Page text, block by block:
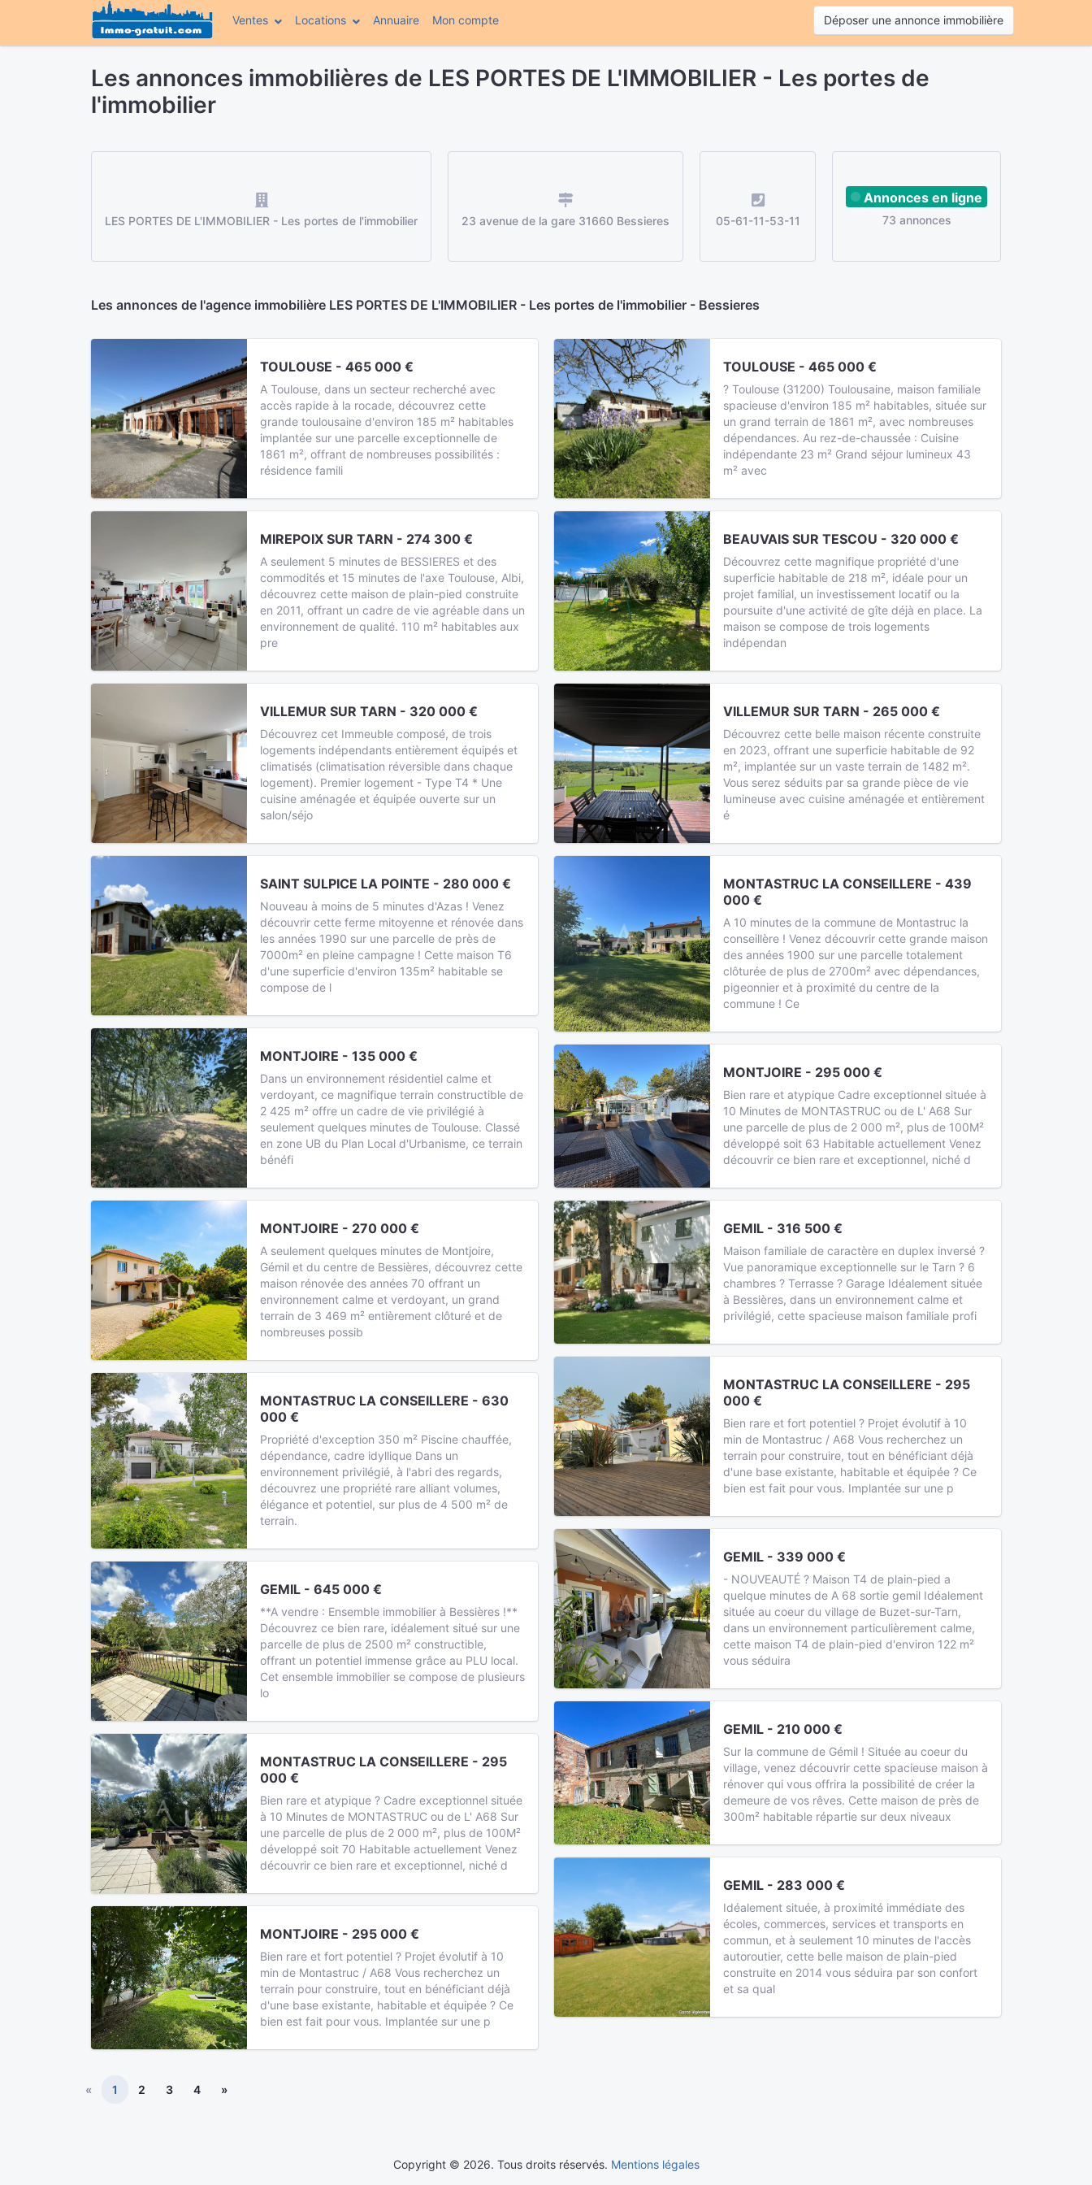
Ventes Locations Annuaire Mon compte(current) Déposer une annonce immobilière
Les annonces immobilières de LES PORTES DE L'IMMOBILIER - Les portes de
l'immobilier
LES PORTES DE L'IMMOBILIER - Les portes de l'immobilier 23 avenue de la gare 31660 Bessieres 05-61-11-53-11
Annonces en ligne
73 annonces
Les annonces de l'agence immobilière LES PORTES DE L'IMMOBILIER - Les portes de l'immobilier - Bessieres
TOULOUSE - 465 000 €
A Toulouse, dans un secteur recherché avec
accès rapide à la rocade, découvrez cette
grande toulousaine d'environ 185 m² habitables
implantée sur une parcelle exceptionnelle de
1861 m², offrant de nombreuses possibilités :
résidence famili
MIREPOIX SUR TARN - 274 300 €
A seulement 5 minutes de BESSIERES et des
commodités et 15 minutes de l'axe Toulouse, Albi,
découvrez cette maison de plain-pied construite
en 2011, offrant un cadre de vie agréable dans un
environnement de qualité. 110 m² habitables aux
pre
VILLEMUR SUR TARN - 320 000 €
Découvrez cet Immeuble composé, de trois
logements indépendants entièrement équipés et
climatisés (climatisation réversible dans chaque
logement). Premier logement - Type T4 * Une
cuisine aménagée et équipée ouverte sur un
salon/séjo
SAINT SULPICE LA POINTE - 280 000 €
Nouveau à moins de 5 minutes d'Azas ! Venez
découvrir cette ferme mitoyenne et rénovée dans
les années 1990 sur une parcelle de près de
7000m² en pleine campagne ! Cette maison T6
d'une superficie d'environ 135m² habitable se
compose de l
MONTJOIRE - 135 000 €
Dans un environnement résidentiel calme et
verdoyant, ce magnifique terrain constructible de
2 425 m² offre un cadre de vie privilégié à
seulement quelques minutes de Toulouse. Classé
en zone UB du Plan Local d'Urbanisme, ce terrain
bénéfi
MONTJOIRE - 270 000 €
A seulement quelques minutes de Montjoire,
Gémil et du centre de Bessières, découvrez cette
maison rénovée des années 70 offrant un
environnement calme et verdoyant, un grand
terrain de 3 469 m² entièrement clôturé et de
nombreuses possib
MONTASTRUC LA CONSEILLERE - 630
000 €
Propriété d'exception 350 m² Piscine chauffée,
dépendance, cadre idyllique Dans un
environnement privilégié, à l'abri des regards,
découvrez une propriété rare alliant volumes,
élégance et potentiel, sur plus de 4 500 m² de
terrain.
GEMIL - 645 000 €
**A vendre : Ensemble immobilier à Bessières !**
Découvrez ce bien rare, idéalement situé sur une
parcelle de plus de 2500 m² constructible,
offrant un potentiel immense grâce au PLU local.
Cet ensemble immobilier se compose de plusieurs
lo
MONTASTRUC LA CONSEILLERE - 295
000 €
Bien rare et atypique ? Cadre exceptionnel située
à 10 Minutes de MONTASTRUC ou de L' A68 Sur
une parcelle de plus de 2 000 m², plus de 100M²
développé soit 70 Habitable actuellement Venez
découvrir ce bien rare et exceptionnel, niché d
MONTJOIRE - 295 000 €
Bien rare et fort potentiel ? Projet évolutif à 10
min de Montastruc / A68 Vous recherchez un
terrain pour construire, tout en bénéficiant déjà
d'une base existante, habitable et équipée ? Ce
bien est fait pour vous. Implantée sur une p
TOULOUSE - 465 000 €
? Toulouse (31200) Toulousaine, maison familiale
spacieuse d'environ 185 m² habitables, située sur
un grand terrain de 1861 m², avec nombreuses
dépendances. Au rez-de-chaussée : Cuisine
indépendante 23 m² Grand séjour lumineux 43
m² avec
BEAUVAIS SUR TESCOU - 320 000 €
Découvrez cette magnifique propriété d'une
superficie habitable de 218 m², idéale pour un
projet familial, un investissement locatif ou la
poursuite d'une activité de gîte déjà en place. La
maison se compose de trois logements
indépendan
VILLEMUR SUR TARN - 265 000 €
Découvrez cette belle maison récente construite
en 2023, offrant une superficie habitable de 92
m², implantée sur un vaste terrain de 1482 m².
Vous serez séduits par sa grande pièce de vie
lumineuse avec cuisine aménagée et entièrement
é
MONTASTRUC LA CONSEILLERE - 439
000 €
A 10 minutes de la commune de Montastruc la
conseillère ! Venez découvrir cette grande maison
des années 1900 sur une parcelle totalement
clôturée de plus de 2700m² avec dépendances,
pigeonnier et à proximité du centre de la
commune ! Ce
MONTJOIRE - 295 000 €
Bien rare et atypique Cadre exceptionnel située à
10 Minutes de MONTASTRUC ou de L' A68 Sur
une parcelle de plus de 2 000 m², plus de 100M²
développé soit 63 Habitable actuellement Venez
découvrir ce bien rare et exceptionnel, niché d
GEMIL - 316 500 €
Maison familiale de caractère en duplex inversé ?
Vue panoramique exceptionnelle sur le Tarn ? 6
chambres ? Terrasse ? Garage Idéalement située
à Bessières, dans un environnement calme et
privilégié, cette spacieuse maison familiale profi
MONTASTRUC LA CONSEILLERE - 295
000 €
Bien rare et fort potentiel ? Projet évolutif à 10
min de Montastruc / A68 Vous recherchez un
terrain pour construire, tout en bénéficiant déjà
d'une base existante, habitable et équipée ? Ce
bien est fait pour vous. Implantée sur une p
GEMIL - 339 000 €
- NOUVEAUTÉ ? Maison T4 de plain-pied a
quelque minutes de A 68 sortie gemil Idéalement
située au coeur du village de Buzet-sur-Tarn,
dans un environnement particulièrement calme,
cette maison T4 de plain-pied d'environ 122 m²
vous séduira
GEMIL - 210 000 €
Sur la commune de Gémil ! Située au coeur du
village, venez découvrir cette spacieuse maison à
rénover qui vous offrira la possibilité de créer la
demeure de vos rêves. Cette maison de près de
300m² habitable répartie sur deux niveaux
GEMIL - 283 000 €
Idéalement située, à proximité immédiate des
écoles, commerces, services et transports en
commun, et à seulement 10 minutes de l'accès
autoroutier, cette belle maison de plain-pied
construite en 2014 vous séduira par son confort
et sa qual
« 1 2 3 4 »
Copyright © 2026. Tous droits réservés. Mentions légales